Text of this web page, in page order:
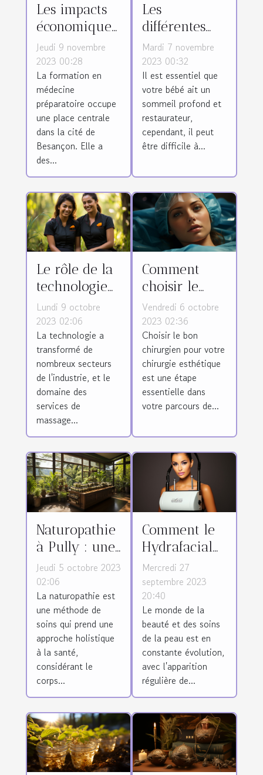
Les impacts
économiques
de la
formation en
médecine
préparatoire
à Besançon
Jeudi 9 novembre
2023 00:28
La formation en
médecine
préparatoire occupe
une place centrale
dans la cité de
Besançon. Elle a
des...
Les
différentes
méthodes
pour
favoriser le
sommeil de
votre bébé
Mardi 7 novembre
2023 00:32
Il est essentiel que
votre bébé ait un
sommeil profond et
restaurateur,
cependant, il peut
être difficile à...
Le rôle de la
technologie
dans la
promotion
des services
de massage
thaï
Lundi 9 octobre
2023 02:06
La technologie a
transformé de
nombreux secteurs
de l'industrie, et le
domaine des
services de
massage...
Comment
choisir le
meilleur
chirurgien
pour votre
chirurgie
esthétique en
Tunisie
Vendredi 6 octobre
2023 02:36
Choisir le bon
chirurgien pour votre
chirurgie esthétique
est une étape
essentielle dans
votre parcours de...
Naturopathie
à Pully : une
approche
holistique à
la santé
physique et
mentale
Jeudi 5 octobre 2023
02:06
La naturopathie est
une méthode de
soins qui prend une
approche holistique
à la santé,
considérant le
corps...
Comment le
Hydrafacial
est devenu
l'un des
traitements
de soin de
peau les plus
demandés
Mercredi 27
septembre 2023
20:40
Le monde de la
beauté et des soins
de la peau est en
constante évolution,
avec l'apparition
régulière de...